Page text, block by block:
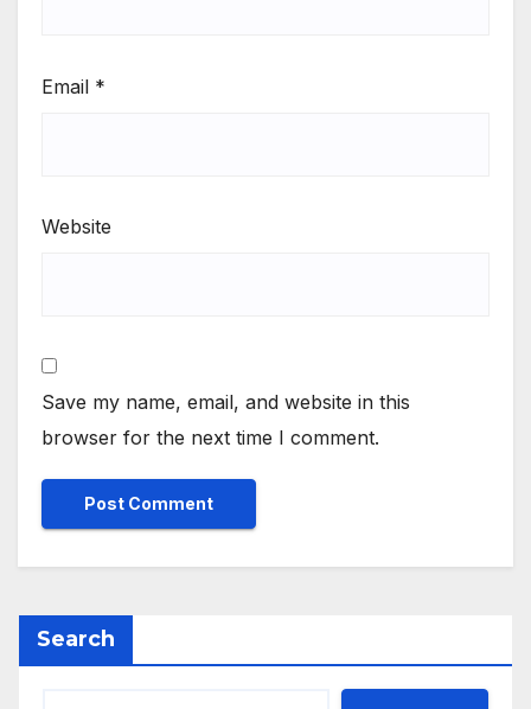
Email *
Website
Save my name, email, and website in this
browser for the next time I comment.
Search